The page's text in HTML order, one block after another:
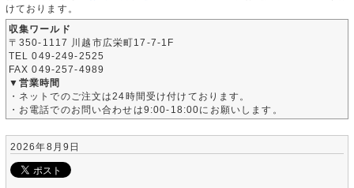
けております。
収集ワールド
〒350-1117 川越市広栄町17-7-1F
TEL 049-249-2525
FAX 049-257-4989
▼営業時間
・ネットでのご注文は24時間受け付けております。
・お電話でのお問い合わせは9:00-18:00にお願いします。
2026年8月9日